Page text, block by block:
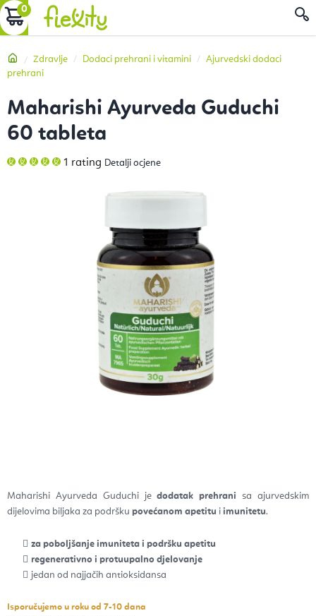
Preskoči
na
KOŠARICA
Početna
Zdravlje Dodaci prehrani i vitamini
Ajurvedski dodaci
prehrani
Maharishi Ayurveda Guduchi jedodatak prehrani sa ajurvedskim
dijelovima biljaka za podršku povećanom apetitu i imunitetu.
za poboljšanje imuniteta i podršku apetitu
regenerativno i protuupalno djelovanje
jedan od najjačih antioksidansa
Isporučujemo u roku od 7-10 dana
Maharishi Ayurveda Guduchi
60 tableta
Prosječna
ocjena
1 rating Detalji ocjene